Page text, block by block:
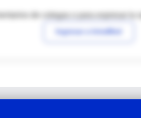
de colegas o para expresar tu
Ingresar a IntraMed